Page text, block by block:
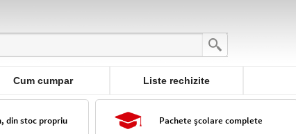
Cum cumpar Liste rechizite
din stoc propriu Pachete școlare complete